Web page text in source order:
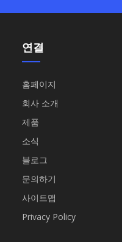
연결
홈페이지
회사 소개
제품
소식
블로그
문의하기
사이트맵
Privacy Policy